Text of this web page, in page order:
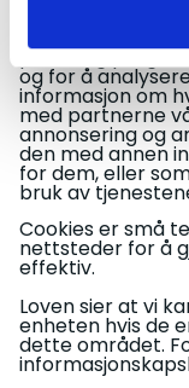
Denne nettsiden
personlig preg,
og for å
informasjon om
med partnerne
annonsering og
den med annen
for dem, eller
bruk av
Cookies er små
nettsteder for å
effektiv.
Loven sier at vi
enheten hvis de
dette området.